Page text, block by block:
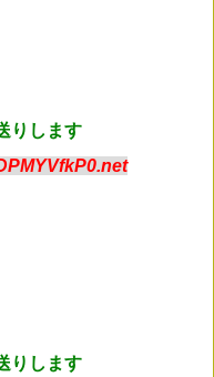
りします
りします